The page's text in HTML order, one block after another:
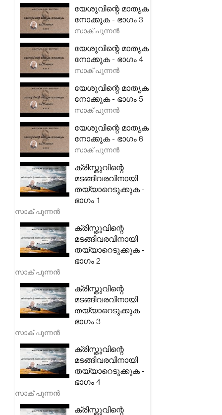
യേശുവിന്റെ മാതൃക
നോക്കുക - ഭാഗം 3
സാക് പുന്നൻ
യേശുവിന്റെ മാതൃക
നോക്കുക - ഭാഗം 4
സാക് പുന്നൻ
യേശുവിന്റെ മാതൃക
നോക്കുക - ഭാഗം 5
സാക് പുന്നൻ
യേശുവിന്റെ മാതൃക
നോക്കുക - ഭാഗം 6
സാക് പുന്നൻ
ക്രിസ്തുവിന്റെ
മടങ്ങിവരവിനായി
തയ്യാറെടുക്കുക -
ഭാഗം 1
സാക് പുന്നൻ
ക്രിസ്തുവിന്റെ
മടങ്ങിവരവിനായി
തയ്യാറെടുക്കുക -
ഭാഗം 2
സാക് പുന്നൻ
ക്രിസ്തുവിന്റെ
മടങ്ങിവരവിനായി
തയ്യാറെടുക്കുക -
ഭാഗം 3
സാക് പുന്നൻ
ക്രിസ്തുവിന്റെ
മടങ്ങിവരവിനായി
തയ്യാറെടുക്കുക -
ഭാഗം 4
സാക് പുന്നൻ
ക്രിസ്തുവിന്റെ